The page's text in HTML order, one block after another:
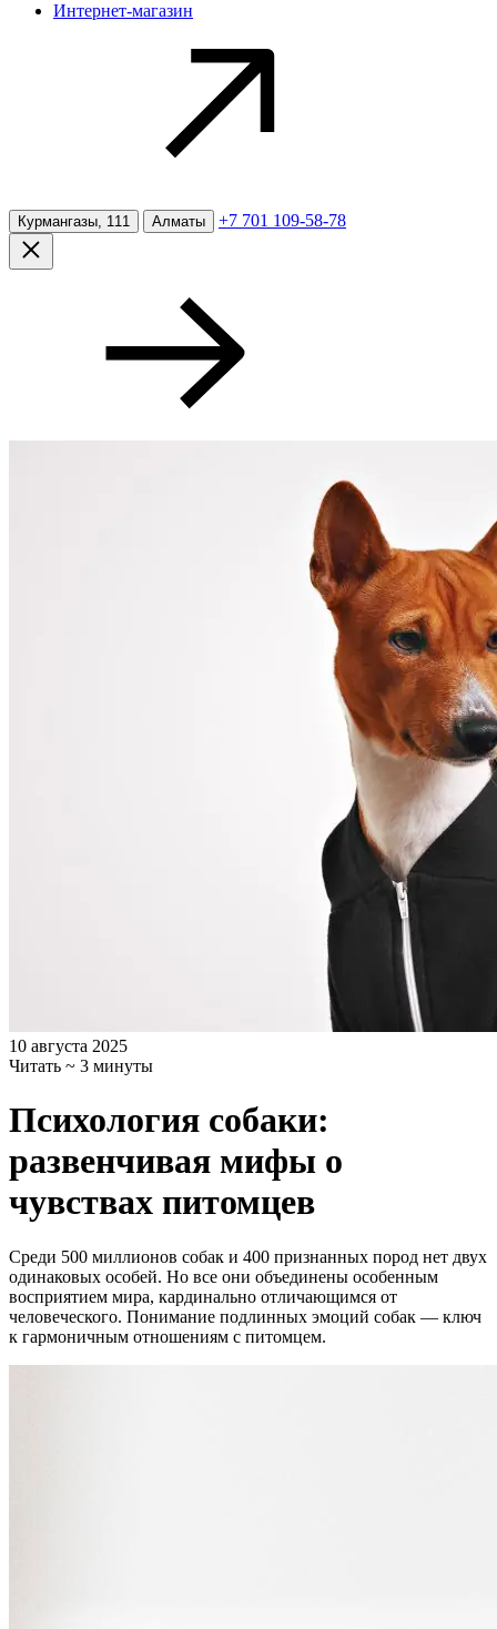
Интернет-магазин
Курмангазы, 111 Алматы +7 701 109-58-78
10 августа 2025
Читать ~ 3 минуты
Психология собаки:
развенчивая мифы о
чувствах питомцев
Среди 500 миллионов собак и 400 признанных пород нет двух
одинаковых особей. Но все они объединены особенным
восприятием мира, кардинально отличающимся от
человеческого. Понимание подлинных эмоций собак — ключ
к гармоничным отношениям с питомцем.